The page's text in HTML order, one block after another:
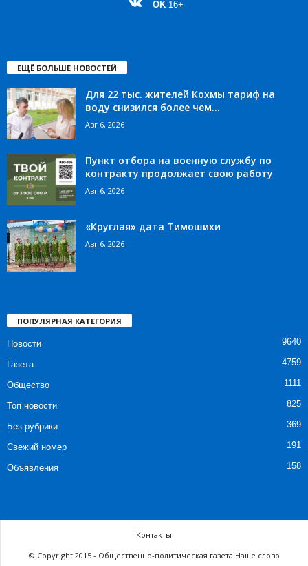
OK 16+
ЕЩЁ БОЛЬШЕ НОВОСТЕЙ
Для 22 тыс. жителей Кохмы тариф на
воду снизился более чем...
Авг 6, 2026
Пункт отбора на военную службу по
контракту продолжает свою работу
Авг 6, 2026
«Круглая» дата Тимошихи
Авг 6, 2026
ПОПУЛЯРНАЯ КАТЕГОРИЯ
Новости 9640
Газета 4759
Общество 1111
Топ новости 825
Без рубрики 369
Свежий номер 191
Объявления 158
Контакты
© Copyright 2015 - Общественно-политическая газета Наше слово